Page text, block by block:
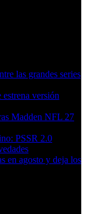
las grandes series
versión
Madden NFL 27
PSSR 2.0
en agosto y deja los